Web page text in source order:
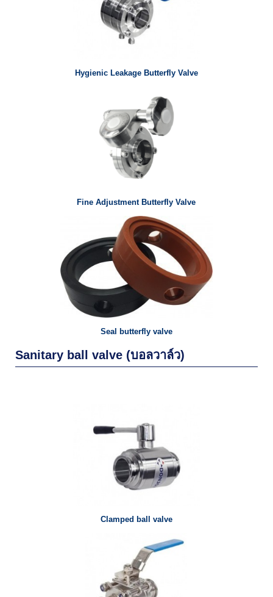
Hygienic Leakage Butterfly Valve
Fine Adjustment Butterfly Valve
Seal butterfly valve
Sanitary ball valve (บอลวาล์ว)
Clamped ball valve